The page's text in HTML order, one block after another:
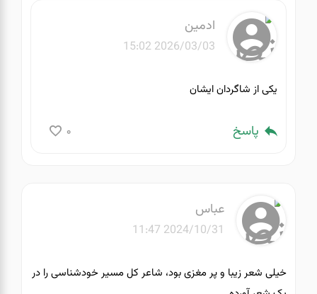
ادمین
2026/03/03 15:02
یکی از شاگردان ایشان
پاسخ 0
عباس
2024/10/31 11:47
خیلی شعر زیبا و پر مغزی بود، شاعر کل مسیر خودشناسی را در